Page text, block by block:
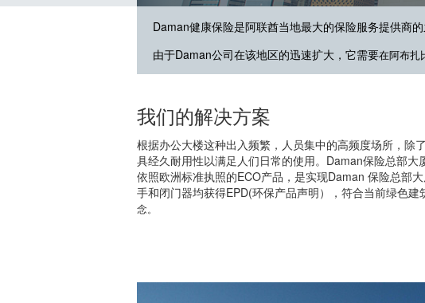
Daman健康保险是阿联酋当地最大的保险服务提供商
由于Daman公司在该地区的迅速扩大，它需要在阿布扎
我们的解决方案
根据办公大楼这种出入频繁，人员集中的高频度场所，除
具经久耐用性以满足人们日常的使用。Daman保险总部大
依照欧洲标准执照的ECO产品，是实现Daman 保险总部
手和闭门器均获得EPD(环保产品声明），符合当前绿色建
念。